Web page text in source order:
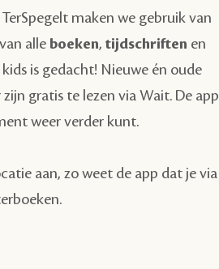
maken we gebruik van
alle boeken,tijdschriften en
is gedacht! Nieuwe én oude
gratis te lezen via Wait. De app
weer verder kunt.
aan, zo weet de app dat je via